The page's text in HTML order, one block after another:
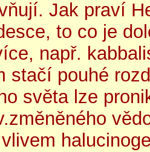
Jak praví
to co je
např.
stačí pouhé
světa lze